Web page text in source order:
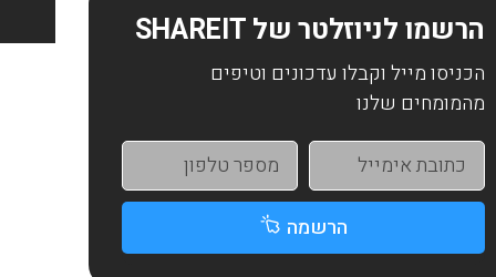
הרשמו לניוזלטר של SHAREIT
הכניסו מייל וקבלו עדכונים וטיפים
מהמומחים שלנו
הרשמה